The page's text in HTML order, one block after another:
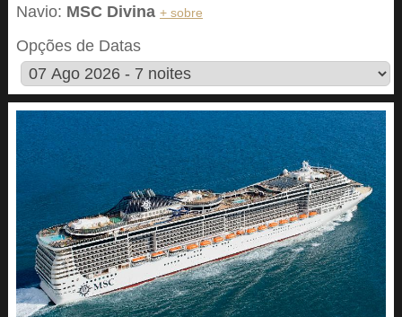
Navio: MSC Divina + sobre
Opções de Datas